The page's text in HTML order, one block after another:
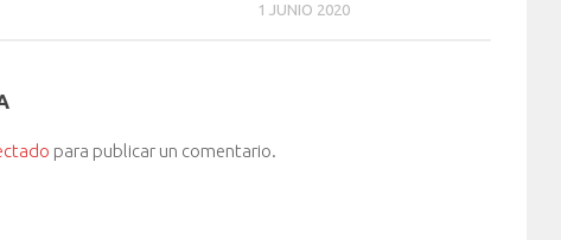
1 JUNIO 2020
para publicar un comentario.